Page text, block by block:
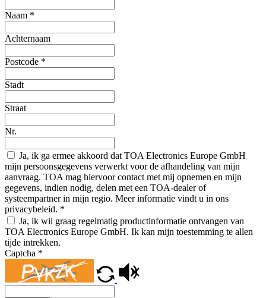
Naam *
Achternaam
Postcode *
Stadt
Straat
Nr.
Ja, ik ga ermee akkoord dat TOA Electronics Europe GmbH
mijn persoonsgegevens verwerkt voor de afhandeling van mijn
aanvraag. TOA mag hiervoor contact met mij opnemen en mijn
gegevens, indien nodig, delen met een TOA-dealer of
systeempartner in mijn regio. Meer informatie vindt u in ons
privacybeleid. *
Ja, ik wil graag regelmatig productinformatie ontvangen van
TOA Electronics Europe GmbH. Ik kan mijn toestemming te allen
tijde intrekken.
Captcha *